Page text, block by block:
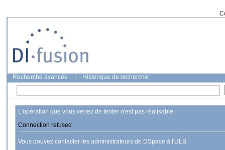
Recherche avancée Historique de recherche
L'opération que vous venez de tenter n'est pas réalisable.
Connection refused
Vous pouvez contacter les administrateurs de DSpace à l'ULB